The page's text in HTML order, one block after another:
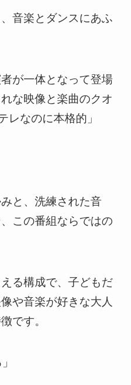
音楽とダンスにあふ
が一体となって登場
な映像と楽曲のクオ
レなのに本格的」
と、洗練された音
この番組ならではの
る構成で、子どもだ
や音楽が好きな大人
です。